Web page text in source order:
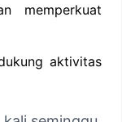
memperkuat
aktivitas